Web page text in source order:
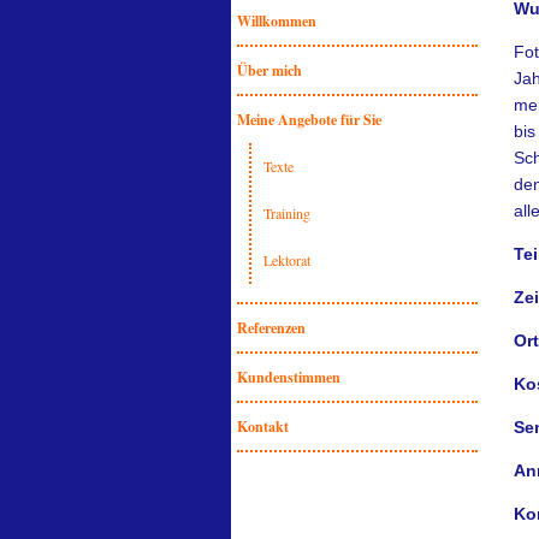
Willkommen
Über mich
Meine Angebote für Sie
Texte
Training
Lektorat
Referenzen
Kundenstimmen
Kontakt